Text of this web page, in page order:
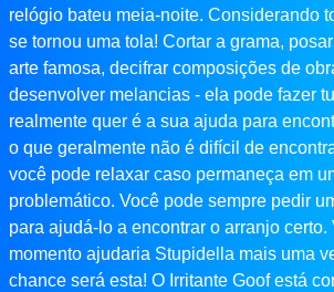
relógio bateu meia-noite. Considerando
se tornou uma tola! Cortar a grama,
arte famosa, decifrar composições de
desenvolver melancias - ela pode fazer
realmente quer é a sua ajuda para
o que geralmente não é difícil de
você pode relaxar caso permaneça em
problemático. Você pode sempre pedir
para ajudá-lo a encontrar o arranjo certo.
momento ajudaria Stupidella mais uma
chance será esta! O Irritante Goof está